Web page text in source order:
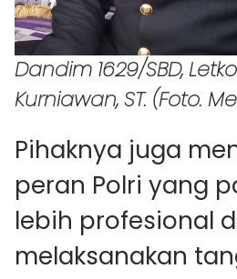
Dandim 1629/SBD,
Kurniawan, ST. (Foto.
Pihaknya juga
peran Polri yang
lebih profesional
melaksanakan